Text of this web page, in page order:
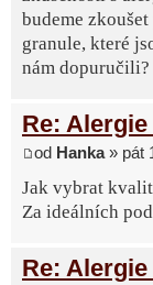
budeme
granule, které
nám
Re:
od Hanka» pát
Jak vybrat
Za ideálních
Re: